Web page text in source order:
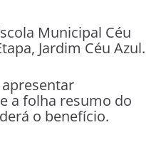
Municipal Céu
Jardim Céu Azul.
a folha resumo do
o benefício.